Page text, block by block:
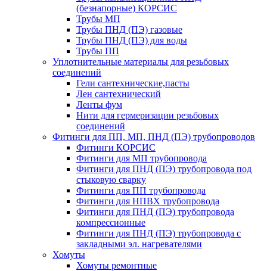
(безнапорные) КОРСИС
Трубы МП
Трубы ПНД (ПЭ) газовые
Трубы ПНД (ПЭ) для воды
Трубы ПП
Уплотнительные материалы для резьбовых
соединений
Гели сантехнические,пасты
Лен сантехнический
Ленты фум
Нити для гермеризации резьбовых
соединений
Фитинги для ПП, МП, ПНД (ПЭ) трубопроводов
Фитинги КОРСИС
Фитинги для МП трубопровода
Фитинги для ПНД (ПЭ) трубопровода под
стыковую сварку
Фитинги для ПП трубопровода
Фитинги для НПВХ трубопровода
Фитинги для ПНД (ПЭ) трубопровода
компрессионные
Фитинги для ПНД (ПЭ) трубопровода с
закладными эл. нагревателями
Хомуты
Хомуты ремонтные